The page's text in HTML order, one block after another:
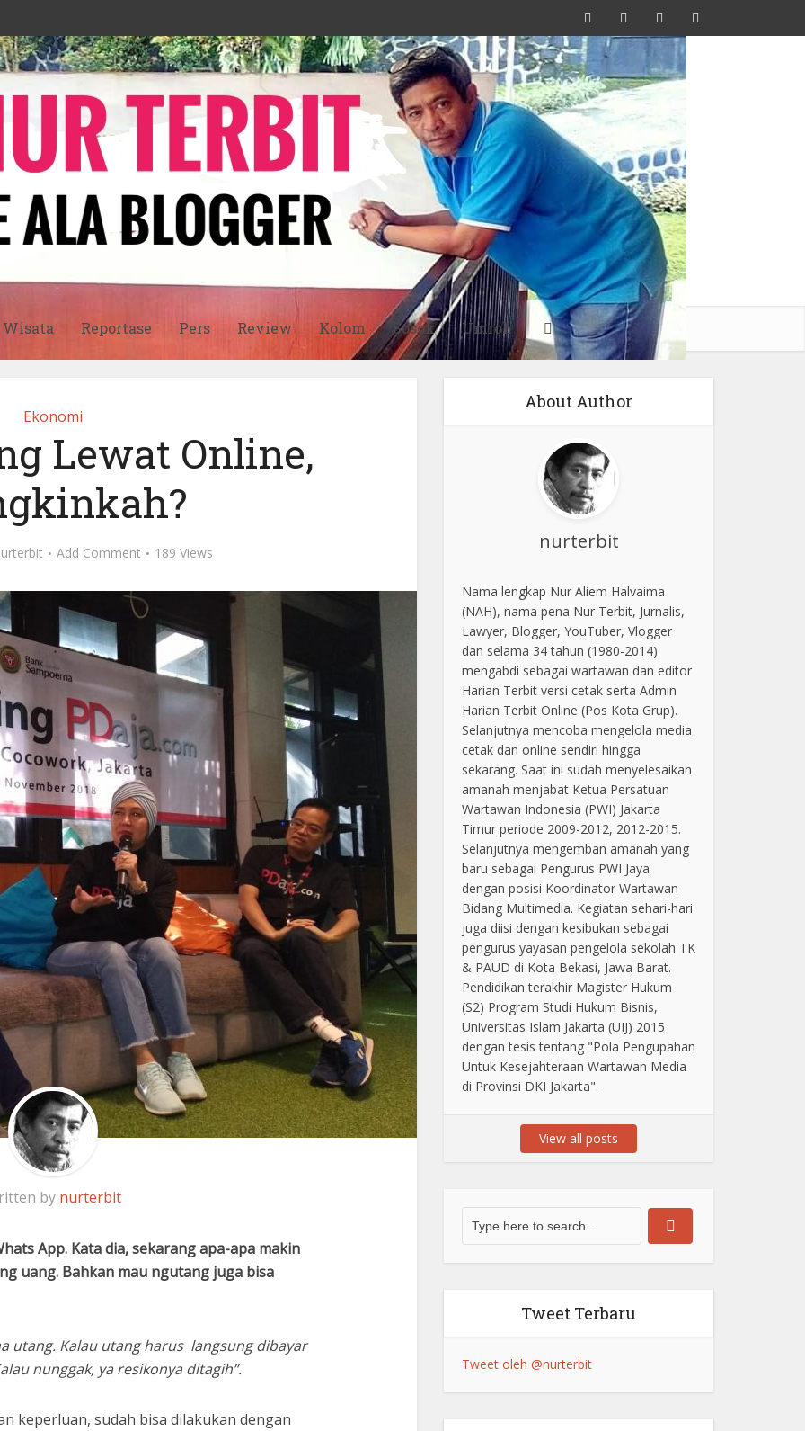
Wisata Reportase Pers Review Kolom Sosok Umroh
Ekonomi
Lewat Online,
Add Comment 189 Views
by nurterbit
App. Kata dia, sekarang apa-apa makin
uang. Bahkan mau ngutang juga bisa
utang. Kalau utang harus langsung dibayar
nunggak, ya resikonya ditagih”.
keperluan, sudah bisa dilakukan dengan
About Author
nurterbit
Nama lengkap Nur Aliem Halvaima
(NAH), nama pena Nur Terbit, Jurnalis,
Lawyer, Blogger, YouTuber, Vlogger
dan selama 34 tahun (1980-2014)
mengabdi sebagai wartawan dan editor
Harian Terbit versi cetak serta Admin
Harian Terbit Online (Pos Kota Grup).
Selanjutnya mencoba mengelola media
cetak dan online sendiri hingga
sekarang. Saat ini sudah menyelesaikan
amanah menjabat Ketua Persatuan
Wartawan Indonesia (PWI) Jakarta
Timur periode 2009-2012, 2012-2015.
Selanjutnya mengemban amanah yang
baru sebagai Pengurus PWI Jaya
dengan posisi Koordinator Wartawan
Bidang Multimedia. Kegiatan sehari-hari
juga diisi dengan kesibukan sebagai
pengurus yayasan pengelola sekolah TK
& PAUD di Kota Bekasi, Jawa Barat.
Pendidikan terakhir Magister Hukum
(S2) Program Studi Hukum Bisnis,
Universitas Islam Jakarta (UIJ) 2015
dengan tesis tentang "Pola Pengupahan
Untuk Kesejahteraan Wartawan Media
di Provinsi DKI Jakarta".
View all posts
Tweet Terbaru
Tweet oleh @nurterbit